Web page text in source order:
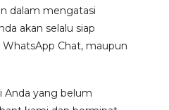
dalam mengatasi
akan selalu siap
Chat, maupun
Anda yang belum